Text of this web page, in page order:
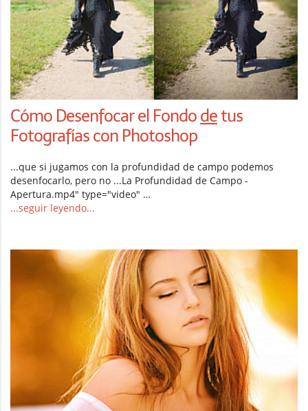
Cómo Desenfocar el Fondo detus
Fotografías con Photoshop
...que si jugamos con la profundidad de campo podemos
desenfocarlo, pero no ...La Profundidad de Campo -
Apertura.mp4" type="video" …
...seguir leyendo...